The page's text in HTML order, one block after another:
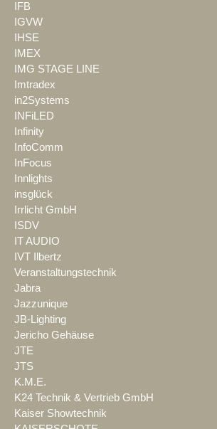
IFB
IGVW
IHSE
IMEX
IMG STAGE LINE
Imtradex
in2Systems
INFiLED
Infinity
InfoComm
InFocus
Innlights
insglück
Irrlicht GmbH
ISDV
IT AUDIO
IVT Ilbertz
Veranstaltungstechnik
Jabra
Jazzunique
JB-Lighting
Jericho Gehäuse
JTE
JTS
K.M.E.
K24 Technik & Vertrieb GmbH
Kaiser Showtechnik